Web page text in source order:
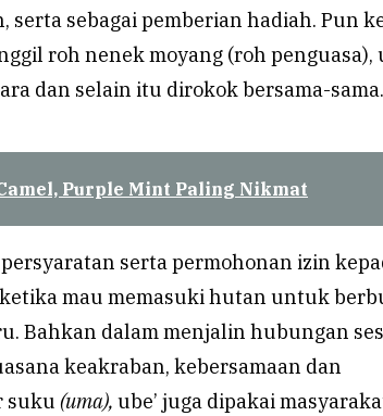
serta sebagai pemberian hadiah. Pun
roh nenek moyang (roh penguasa),
dan selain itu dirokok bersama-sama.
Purple Mint Paling Nikmat
serta permohonan izin
mau memasuki hutan untuk
Bahkan dalam menjalin hubungan
keakraban, kebersamaan dan
suku (uma), ube’ juga dipakai